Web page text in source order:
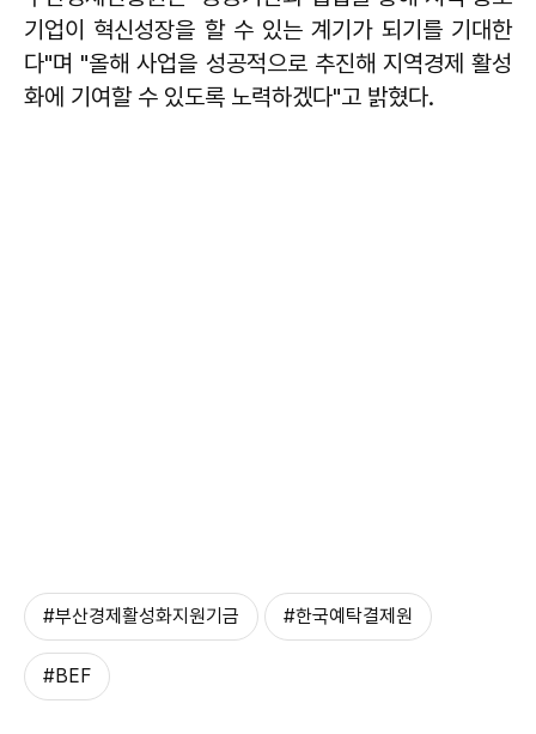
기업이 혁신성장을 할 수 있는 계기가 되기를 기대한
다"며 "올해 사업을 성공적으로 추진해 지역경제 활성
화에 기여할 수 있도록 노력하겠다"고 밝혔다.
#부산경제활성화지원기금 #한국예탁결제원
#BEF